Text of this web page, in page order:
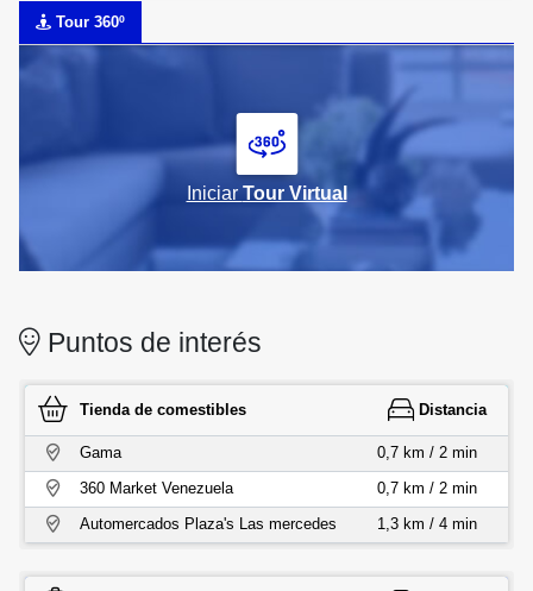
Tour 360º
Iniciar Tour Virtual
Puntos de interés
Tienda de comestibles Distancia
Gama
0,7 km / 2 min
360 Market Venezuela
0,7 km / 2 min
Automercados Plaza's Las mercedes
1,3 km / 4 min